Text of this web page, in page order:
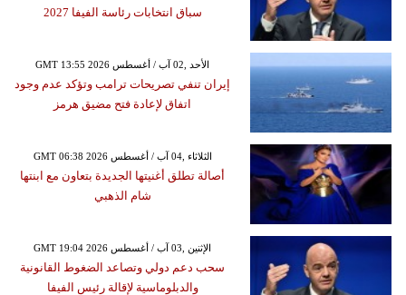
سباق انتخابات رئاسة الفيفا 2027
GMT 13:55 2026 الأحد ,02 آب / أغسطس
إيران تنفي تصريحات ترامب وتؤكد عدم وجود
اتفاق لإعادة فتح مضيق هرمز
GMT 06:38 2026 الثلاثاء ,04 آب / أغسطس
أصالة تطلق أغنيتها الجديدة بتعاون مع ابنتها
شام الذهبي
GMT 19:04 2026 الإثنين ,03 آب / أغسطس
سحب دعم دولي وتصاعد الضغوط القانونية
والدبلوماسية لإقالة رئيس الفيفا